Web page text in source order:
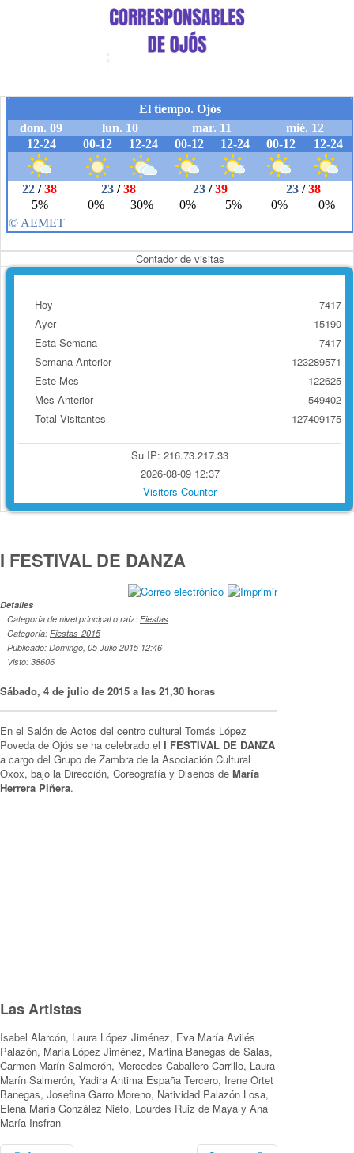
Contador de visitas
Hoy
Ayer
Esta Semana
Semana Anterior
Este Mes
Mes Anterior
Total Visitantes
7417
15190
7417
123289571
122625
549402
127409175
Su IP: 216.73.217.33
2026-08-09 12:37
Visitors Counter
I FESTIVAL DE DANZA
Detalles
Categoría de nivel principal o raíz: Fiestas
Categoría: Fiestas-2015
Publicado: Domingo, 05 Julio 2015 12:46
Visto: 38606
Sábado, 4 de julio de 2015 a las 21,30 horas
En el Salón de Actos del centro cultural Tomás López
Poveda de Ojós se ha celebrado el I FESTIVAL DE DANZA
a cargo del Grupo de Zambra de la Asociación Cultural
Oxox, bajo la Dirección, Coreografía y Diseños de María
Herrera Piñera.
Las Artistas
Isabel Alarcón, Laura López Jiménez, Eva María Avilés
Palazón, María López Jiménez, Martina Banegas de Salas,
Carmen Marín Salmerón, Mercedes Caballero Carrillo, Laura
Marín Salmerón, Yadira Antima España Tercero, Irene Ortet
Banegas, Josefina Garro Moreno, Natividad Palazón Losa,
Elena María González Nieto, Lourdes Ruiz de Maya y Ana
María Insfran